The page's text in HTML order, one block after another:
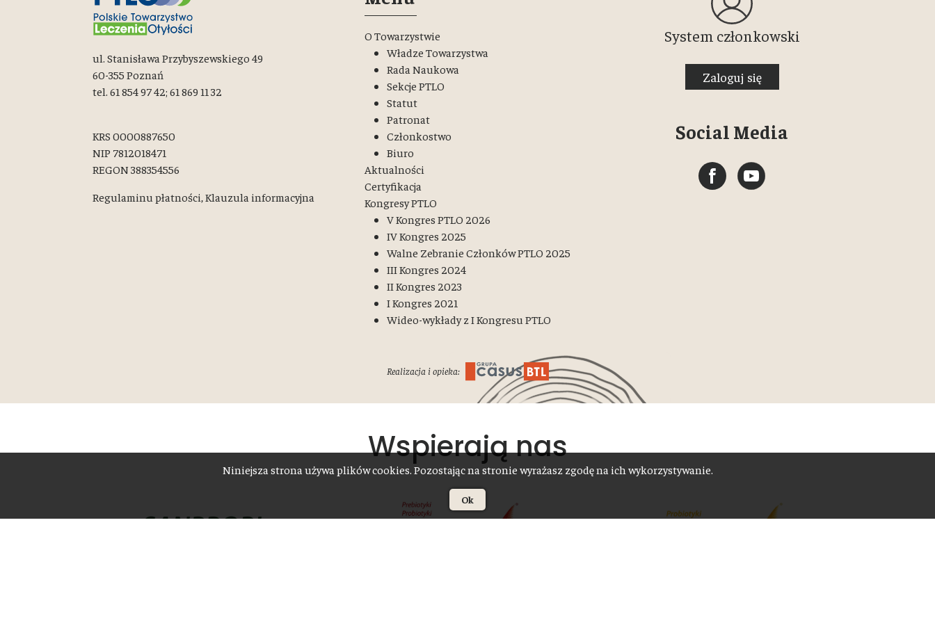
ul. Stanisława Przybyszewskiego 49
60-355 Poznań
tel. 61 854 97 42; 61 869 11 32
KRS 0000887650
NIP 7812018471
REGON 388354556
Regulaminu płatności,Klauzula informacyjna
O Towarzystwie
Władze Towarzystwa
Rada Naukowa
Sekcje PTLO
Statut
Patronat
Członkostwo
Biuro
Aktualności
Certyfikacja
Kongresy PTLO
V Kongres PTLO 2026
IV Kongres 2025
Walne Zebranie Członków PTLO 2025
III Kongres 2024
II Kongres 2023
I Kongres 2021
Wideo-wykłady z I Kongresu PTLO
System członkowski
Zaloguj się
Social Media
Realizacja i opieka:
Niniejsza strona używa plików cookies. Pozostając na stronie wyrażasz zgodę na ich wykorzystywanie.
Ok
Wspierają nas